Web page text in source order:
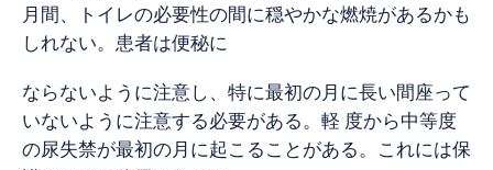
月間、トイレの必要性の間に穏やかな燃焼があるかも
しれない。患者は便秘に
ならないように注意し、特に最初の月に長い間座って
いないように注意する必要がある。軽 度から中等度
の尿失禁が最初の月に起こることがある。これには保